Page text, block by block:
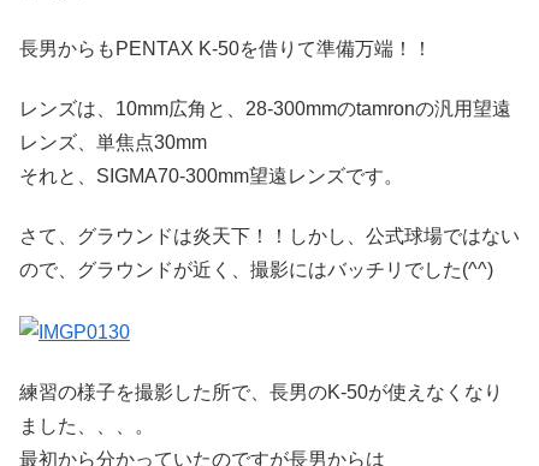
長男からもPENTAX K-50を借りて準備万端！！
レンズは、10mm広角と、28-300mmのtamronの汎用望遠
レンズ、単焦点30mm
それと、SIGMA70-300mm望遠レンズです。
さて、グラウンドは炎天下！！しかし、公式球場ではない
ので、グラウンドが近く、撮影にはバッチリでした(^^)
練習の様子を撮影した所で、長男のK-50が使えなくなり
ました、、、。
最初から分かっていたのですが長男からは